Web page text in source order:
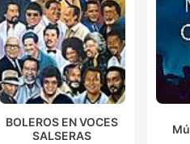
BOLEROS EN VOCES
SALSERAS